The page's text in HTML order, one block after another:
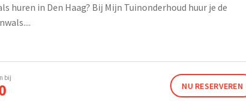
huren in Den Haag? Bij Mijn Tuinonderhoud huur je de
bij
NU RESERVEREN